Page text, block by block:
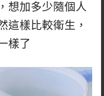
想加多少隨個人
這樣比較衛生，
樣了